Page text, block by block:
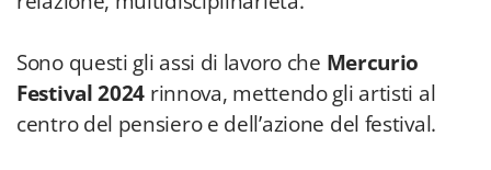
Sono questi gli assi di lavoro che Mercurio
Festival 2024 rinnova, mettendo gli artisti al
centro del pensiero e dell’azione del festival.